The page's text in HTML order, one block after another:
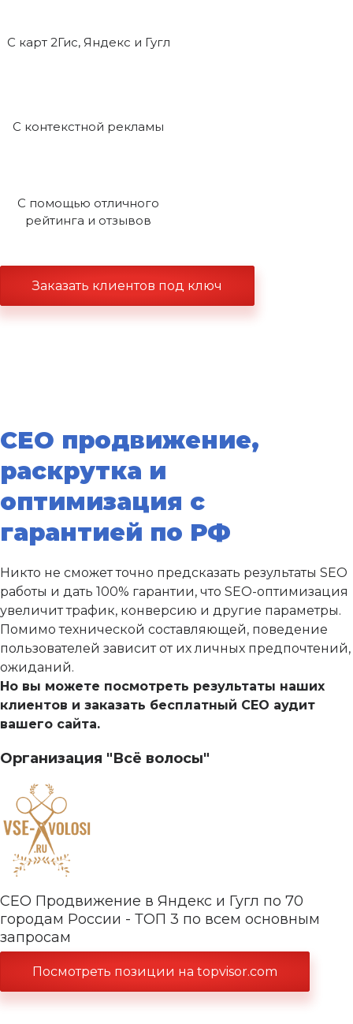
С карт 2Гис, Яндекс и Гугл
С контекстной рекламы
С помощью отличного
рейтинга и отзывов
Заказать клиентов под ключ
СЕО продвижение,
раскрутка и
оптимизация с
гарантией по РФ
Никто не сможет точно предсказать результаты SEO
работы и дать 100% гарантии, что SEO-оптимизация
увеличит трафик, конверсию и другие параметры.
Помимо технической составляющей, поведение
пользователей зависит от их личных предпочтений,
ожиданий.
Но вы можете посмотреть результаты наших
клиентов и заказать бесплатный СЕО аудит
вашего сайта.
Организация "Всё волосы"
СЕО Продвижение в Яндекс и Гугл по 70
городам России - ТОП 3 по всем основным
запросам
Посмотреть позиции на topvisor.com